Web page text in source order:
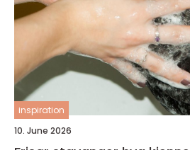
inspiration
10. June 2026